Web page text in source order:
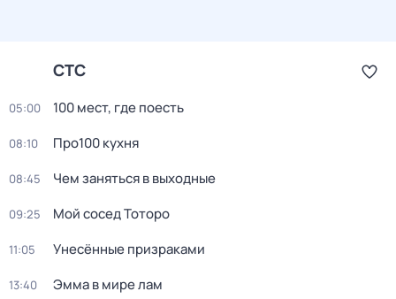
СТС
05:00 100 мест, где поесть
08:10 Про100 кухня
08:45 Чем заняться в выходные
09:25 Мой сосед Тоторо
11:05 Унесённые призраками
13:40 Эмма в мире лам